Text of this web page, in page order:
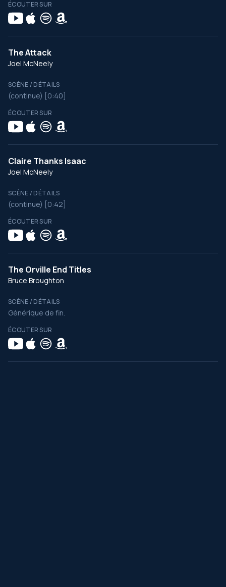
ÉCOUTER SUR
The Attack
Joel McNeely
SCÈNE / DÉTAILS
(continue) [0:40]
ÉCOUTER SUR
Claire Thanks Isaac
Joel McNeely
SCÈNE / DÉTAILS
(continue) [0:42]
ÉCOUTER SUR
The Orville End Titles
Bruce Broughton
SCÈNE / DÉTAILS
Générique de fin.
ÉCOUTER SUR